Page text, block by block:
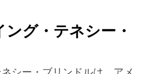
グ・テネシー・